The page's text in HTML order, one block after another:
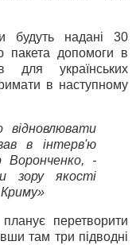
будуть надані 30
пакета допомоги в
для українських
в наступному
в інтерв'ю
Воронченко, -
зору якості
Криму»
перетворити
там три підводні